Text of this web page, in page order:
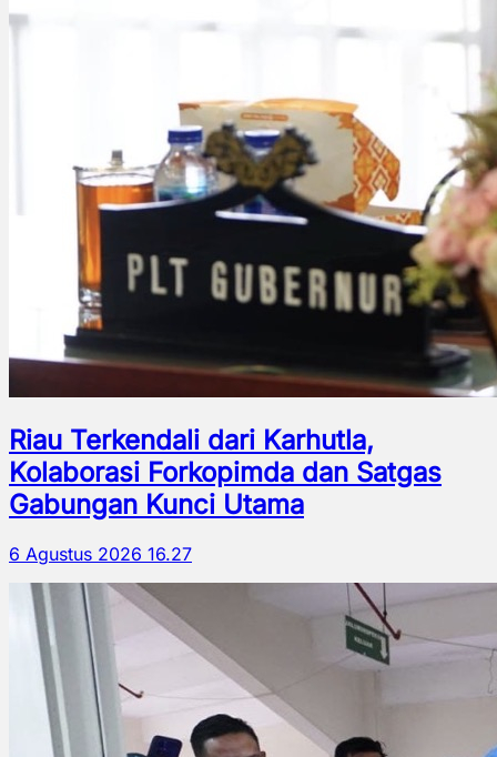
Riau Terkendali dari Karhutla,
Kolaborasi Forkopimda dan Satgas
Gabungan Kunci Utama
6 Agustus 2026 16.27